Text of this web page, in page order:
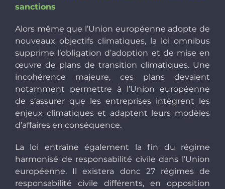
sanctions
Alors même que l’Union européenne adopte de
nouveaux objectifs climatiques, la loi omnibus
supprime l’obligation d’adoption et de mise en
œuvre de plans de transition climatiques. Une
incohérence majeure, ces plans devaient
notamment permettre à l’Union européenne
de s’assurer que les entreprises intègrent les
enjeux climatiques et adaptent leurs modèles
d’affaires en conséquence.
La loi entraîne également la fin du régime
harmonisé de responsabilité civile dans l’Union
européenne. Il existera donc 27 régimes de
responsabilité civile différents, en opposition